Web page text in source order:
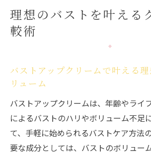
バストアップクリームの効果
韓国バストアップクリームと
を知る
バストアップクリームの効果と選
バストアップクリームは本
のか検証
口コミで話題の市販バストア
選びの基準
理想のバストを叶える
較術
バストアップクリームで叶える
リューム
バストアップクリームは、年齢やライ
によるバストのハリやボリューム不足
て、手軽に始められるバストケア方法
要な成分としては、バストのボリュー